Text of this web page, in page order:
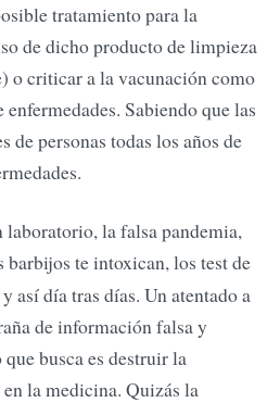
tratamiento para la
de dicho producto de limpieza
o criticar a la vacunación como
Sabiendo que las
de personas todas los años de
la falsa pandemia,
barbijos te intoxican, los test de
así día tras días. Un atentado a
de información falsa y
busca es destruir la
la medicina. Quizás la